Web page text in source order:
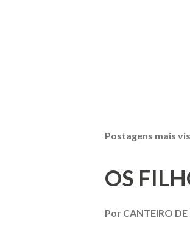
Postagens mais
OS
Por CANTEIRO DE